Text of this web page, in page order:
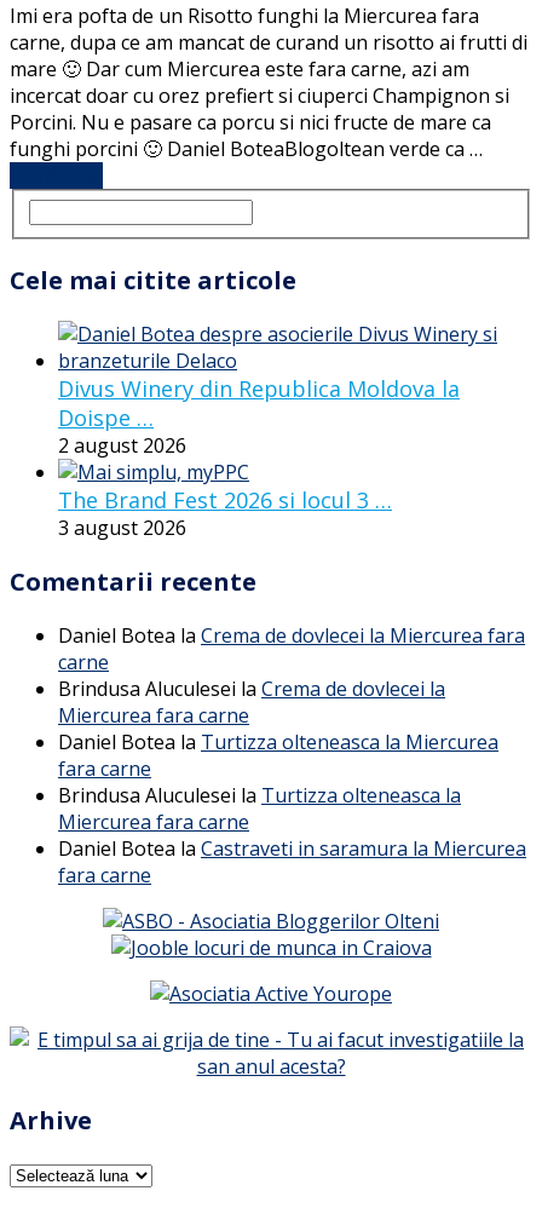
Imi era pofta de un Risotto funghi la Miercurea fara
carne, dupa ce am mancat de curand un risotto ai frutti di
mare 🙂 Dar cum Miercurea este fara carne, azi am
incercat doar cu orez prefiert si ciuperci Champignon si
Porcini. Nu e pasare ca porcu si nici fructe de mare ca
funghi porcini 🙂 Daniel BoteaBlogoltean verde ca …
Cele mai citite articole
Divus Winery din Republica Moldova la
Doispe …
2 august 2026
The Brand Fest 2026 si locul 3 …
3 august 2026
Comentarii recente
Daniel Botea la Crema de dovlecei la Miercurea fara
carne
Brindusa Aluculesei la Crema de dovlecei la
Miercurea fara carne
Daniel Botea la Turtizza olteneasca la Miercurea
fara carne
Brindusa Aluculesei la Turtizza olteneasca la
Miercurea fara carne
Daniel Botea la Castraveti in saramura la Miercurea
fara carne
Arhive
Arhive